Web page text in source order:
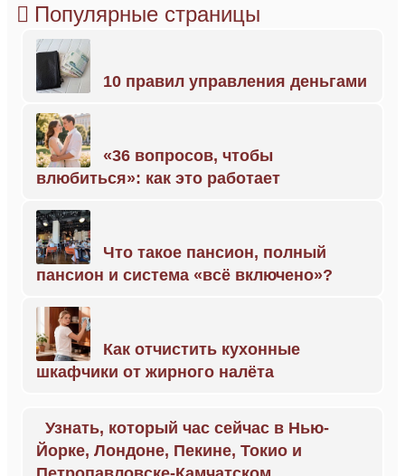
Популярные страницы
10 правил управления деньгами
«36 вопросов, чтобы
влюбиться»: как это работает
Что такое пансион, полный
пансион и система «всё включено»?
Как отчистить кухонные
шкафчики от жирного налёта
Узнать, который час сейчас в Нью-
Йорке, Лондоне, Пекине, Токио и